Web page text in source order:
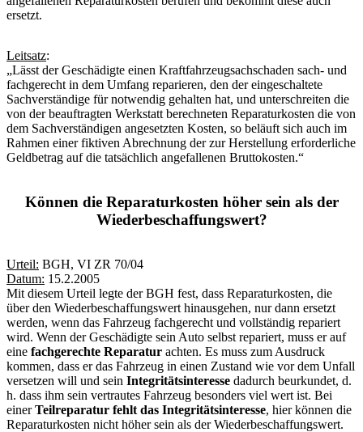
ersetzt.
Leitsatz:
„Lässt der Geschädigte einen Kraftfahrzeugsachschaden sach- und
fachgerecht in dem Umfang reparieren, den der eingeschaltete
Sachverständige für notwendig gehalten hat, und unterschreiten die
von der beauftragten Werkstatt berechneten Reparaturkosten die von
dem Sachverständigen angesetzten Kosten, so beläuft sich auch im
Rahmen einer fiktiven Abrechnung der zur Herstellung erforderliche
Geldbetrag auf die tatsächlich angefallenen Bruttokosten.“
Können die Reparaturkosten höher sein als der
Wiederbeschaffungswert?
Urteil: BGH, VI ZR 70/04
Datum: 15.2.2005
Mit diesem Urteil legte der BGH fest, dass Reparaturkosten, die
über den Wiederbeschaffungswert hinausgehen, nur dann ersetzt
werden, wenn das Fahrzeug fachgerecht und vollständig repariert
wird. Wenn der Geschädigte sein Auto selbst repariert, muss er auf
eine fachgerechte Reparatur achten. Es muss zum Ausdruck
kommen, dass er das Fahrzeug in einen Zustand wie vor dem Unfall
versetzen will und sein Integritätsinteresse dadurch beurkundet, d.
h. dass ihm sein vertrautes Fahrzeug besonders viel wert ist. Bei
einerTeilreparatur fehlt das Integritätsinteresse, hier können die
Reparaturkosten nicht höher sein als der Wiederbeschaffungswert.